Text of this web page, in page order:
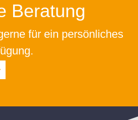
Beratung
für ein persönliches